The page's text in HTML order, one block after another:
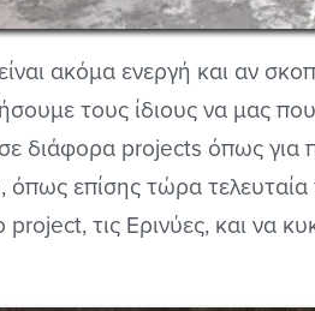
ακόμα ενεργή και αν
τους ίδιους να μας
διάφορα projects όπως για
επίσης τώρα τελευταία
project, τις Ερινύες, και να